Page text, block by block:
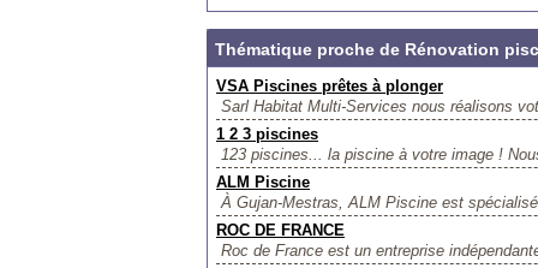
Thématique proche de Rénovation
VSA Piscines prêtes à plonger
Sarl Habitat Multi-Services nous réalisons
1 2 3 piscines
123 piscines... la piscine à votre image !
ALM Piscine
À Gujan-Mestras, ALM Piscine est
ROC DE FRANCE
Roc de France est un entreprise